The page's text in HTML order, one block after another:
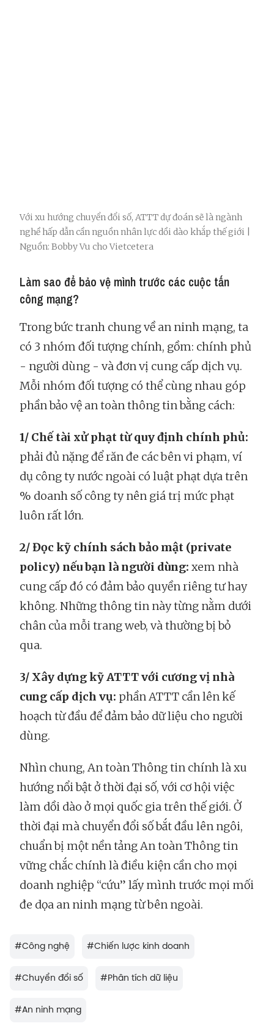
Với xu hướng chuyển đổi số, ATTT dự đoán sẽ là ngành
nghề hấp dẫn cần nguồn nhân lực dồi dào khắp thế giới |
Nguồn: Bobby Vu cho Vietcetera
Làm sao để bảo vệ mình trước các cuộc tấn
công mạng?
Trong bức tranh chung về an ninh mạng, ta
có 3 nhóm đối tượng chính, gồm: chính phủ
- người dùng - và đơn vị cung cấp dịch vụ.
Mỗi nhóm đối tượng có thể cùng nhau góp
phần bảo vệ an toàn thông tin bằng cách:
1/ Chế tài xử phạt từ quy định chính phủ:
phải đủ nặng để răn đe các bên vi phạm, ví
dụ công ty nước ngoài có luật phạt dựa trên
% doanh số công ty nên giá trị mức phạt
luôn rất lớn.
2/ Đọc kỹ chính sách bảo mật (private
policy) nếu bạn là người dùng: xem nhà
cung cấp đó có đảm bảo quyền riêng tư hay
không. Những thông tin này từng nằm dưới
chân của mỗi trang web, và thường bị bỏ
qua.
3/ Xây dựng kỹ ATTT với cương vị nhà
cung cấp dịch vụ: phần ATTT cần lên kế
hoạch từ đầu để đảm bảo dữ liệu cho người
dùng.
Nhìn chung, An toàn Thông tin chính là xu
hướng nổi bật ở thời đại số, với cơ hội việc
làm dồi dào ở mọi quốc gia trên thế giới. Ở
thời đại mà chuyển đổi số bắt đầu lên ngôi,
chuẩn bị một nền tảng An toàn Thông tin
vững chắc chính là điều kiện cần cho mọi
doanh nghiệp “cứu” lấy mình trước mọi mối
đe dọa an ninh mạng từ bên ngoài.
#Công nghệ #Chiến lược kinh doanh
#Chuyển đổi số #Phân tích dữ liệu
#An ninh mạng